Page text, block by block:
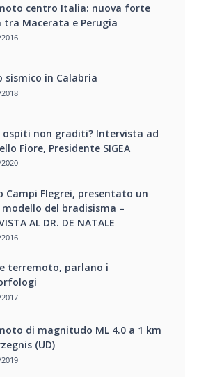
centro Italia: nuova forte
tra Macerata e Perugia
sismico in Calabria
ospiti non graditi? Intervista ad
Fiore, Presidente SIGEA
Campi Flegrei, presentato un
modello del bradisisma –
AL DR. DE NATALE
terremoto, parlano i
di magnitudo ML 4.0 a 1 km
(UD)